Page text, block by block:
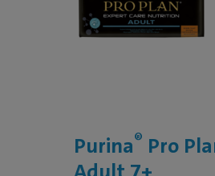
Purina® Pro